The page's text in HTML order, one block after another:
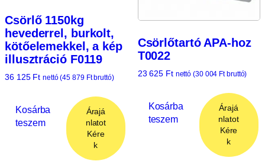
Csörlő 1150kg
hevederrel, burkolt,
kötőelemekkel, a kép
illusztráció F0119
36 125 Ft nettó (45 879 Ftbruttó)
Kosárba
teszem
Árajá
nlatot
Kére
k
Csörlőtartó APA-hoz
T0022
23 625 Ft nettó (30 004 Ftbruttó)
Kosárba
teszem
Árajá
nlatot
Kére
k